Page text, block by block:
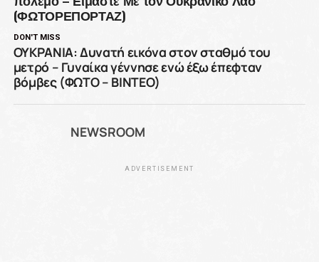
(ΦΩΤΟΡΕΠΟΡΤΑΖ)
DON'T MISS
ΟΥΚΡΑΝΙΑ: Δυνατή εικόνα στον σταθμό του
μετρό – Γυναίκα γέννησε ενώ έξω έπεφταν
βόμβες (ΦΩΤΟ – ΒΙΝΤΕΟ)
NEWSROOM
ADVERTISEMENT